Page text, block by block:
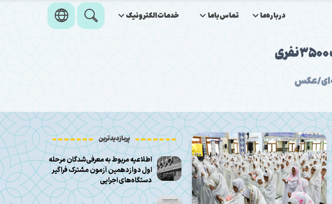
درباره‌ما تماس‌باما خدمات‌الکترونیک
عکس
پربازدیدترین
اطلاعیه مربوط به معرفی‌شدگان مرحله
اول دوازدهمین آزمون مشترک فراگیر
دستگاه‌های اجرایی